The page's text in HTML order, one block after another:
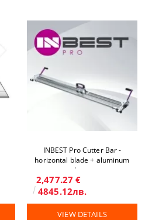
INBEST Pro Cutter Bar -
horizontal blade + aluminum
base
2,477.27 €
4845.12лв.
VIEW DETAILS